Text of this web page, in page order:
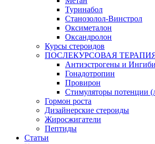
Туринабол
Станозолол-Винстрол
Оксиметалон
Оксандролон
Курсы стероидов
ПОСЛЕКУРСОВАЯ
Антиэстрогены и
Гонадотропин
Провирон
Стимуляторы потенции
Гормон роста
Дизайнерские стероиды
Жиросжигатели
Пептиды
Статьи